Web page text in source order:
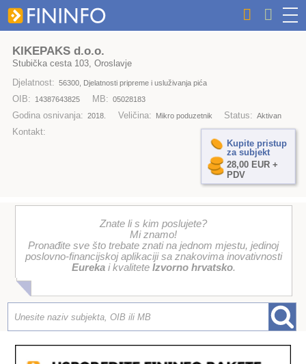
KIKEPAKS d.o.o.
Stubička cesta 103, Oroslavje
Djelatnost: 56300, Djelatnosti pripreme i usluživanja pića
OIB: 14387643825 MB: 05028183
Godina osnivanja: 2018. Veličina: Mikro poduzetnik Status: Aktivan
Kontakt:
Kupite pristup
za subjekt
28,00 EUR +
PDV
Znate li s kim poslujete?
Mi znamo!
Pronađite sve što trebate znati na jednom mjestu, jedinoj
poslovno-financijskoj aplikaciji sa znakovima inovativnosti
Eurekai kvalitete Izvorno hrvatsko.